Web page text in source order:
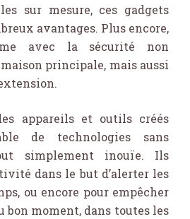
sur mesure, ces gadgets
avantages. Plus encore,
avec la sécurité non
principale, mais aussi
appareils et outils créés
de technologies sans
simplement inouïe. Ils
dans le but d’alerter les
ou encore pour empêcher
bon moment, dans toutes les